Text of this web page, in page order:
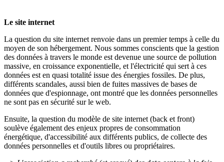
Le site internet
La question du site internet renvoie dans un premier temps à celle du
moyen de son hébergement. Nous sommes conscients que la gestion
des données à travers le monde est devenue une source de pollution
massive, en croissance exponentielle, et l'électricité qui sert à ces
données est en quasi totalité issue des énergies fossiles. De plus,
différents scandales, aussi bien de fuites massives de bases de
données que d'espionnage, ont montré que les données personnelles
ne sont pas en sécurité sur le web.
Ensuite, la question du modèle de site internet (back et front)
soulève également des enjeux propres de consommation
énergétique, d'accessibilité aux différents publics, de collecte des
données personnelles et d'outils libres ou propriétaires.